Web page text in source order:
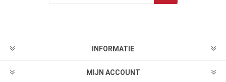
INFORMATIE
MIJN ACCOUNT